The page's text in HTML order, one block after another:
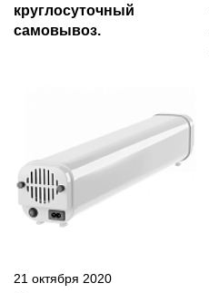
круглосуточный
самовывоз.
21 октября 2020